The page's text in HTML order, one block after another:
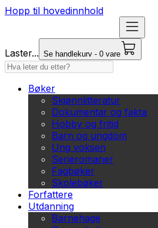
Hopp til hovedinnhold
Laster... Se handlekurv - 0 vare
Bøker
Skjønnlitteratur
Dokumentar og fakta
Hobby og fritid
Barn og ungdom
Ung voksen
Serieromaner
Fagbøker
Skolebøker
Forfattere
Utdanning
Barnehage